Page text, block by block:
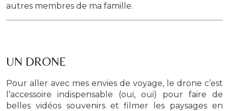
autres membres de ma famille.
UN DRONE
Pour aller avec mes envies de voyage, le drone c’est
l’accessoire indispensable (oui, oui) pour faire de
belles vidéos souvenirs et filmer les paysages en